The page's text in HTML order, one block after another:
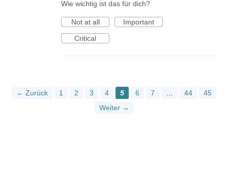
Wie wichtig ist das für dich?
Not at all
Important
Critical
← Zurück 1 2 3 4 5 6 7 44
45
Weiter →